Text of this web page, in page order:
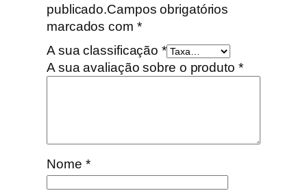
publicado.Campos obrigatórios
marcados com *
A sua classificação *
A sua avaliação sobre o produto *
Nome *